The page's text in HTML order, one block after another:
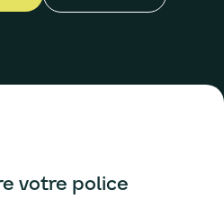
votre police